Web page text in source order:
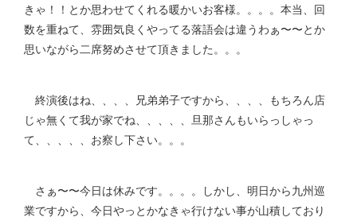
きゃ！！とか思わせてくれる暖かいお客様。。。。本当、回
数を重ねて、雰囲気良くやってる落語会は違うわぁ〜〜とか
思いながら二席努めさせて頂きました。。。
終演後はね、、、、兄弟弟子ですから、、、、もちろん店
じゃ無くて我が家でね、、、、、旦那さんもいらっしゃっ
て、、、、、お察し下さい。。。
さぁ〜〜今日は休みです。。。。しかし、明日から九州巡
業ですから、今日やっとかなきゃ行けない事が山積しており